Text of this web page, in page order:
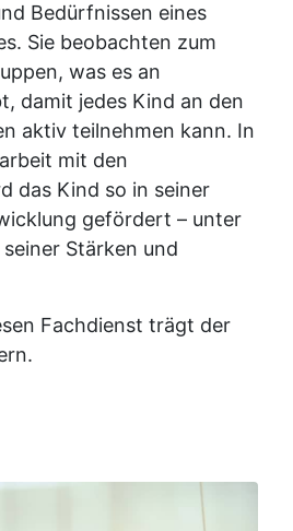
Bedürfnissen eines
Sie beobachten zum
was es an
damit jedes Kind an den
aktiv teilnehmen kann. In
mit den
das Kind so in seiner
gefördert – unter
Stärken und
Fachdienst trägt der